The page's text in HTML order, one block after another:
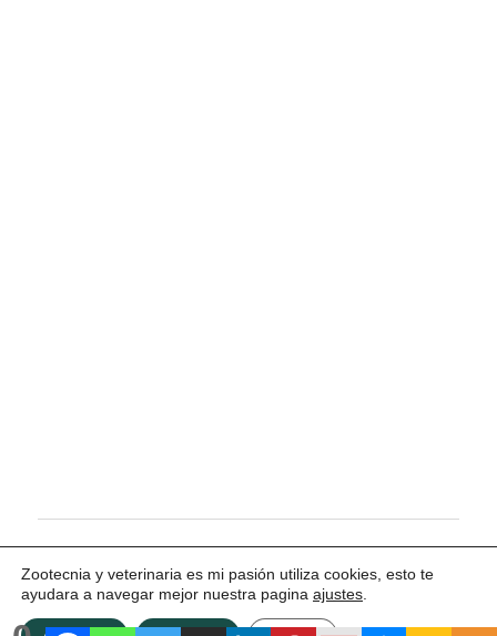
Tema para WordPress: Maxwell de ThemeZee.
Zootecnia y veterinaria es mi pasión utiliza cookies, esto te
ayudara a navegar mejor nuestra pagina ajustes